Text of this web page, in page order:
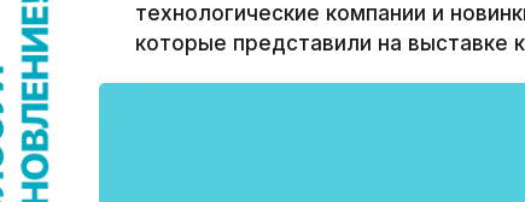
технологические компании и
которые представили на выставке